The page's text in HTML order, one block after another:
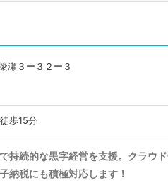
瀬３ー３２ー３
歩15分
持続的な黒字経営を支援。クラウ
納税にも積極対応します！